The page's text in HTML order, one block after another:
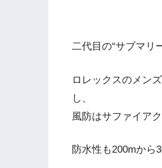
二代目の“サブマリ
ロレックスのメン
し、
風防はサファイア
防水性も200mから